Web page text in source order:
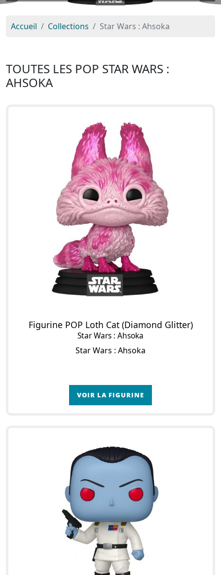
Accueil Collections Star Wars : Ahsoka
TOUTES LES POP STAR WARS :
AHSOKA
Figurine POP Loth Cat (Diamond Glitter)
Star Wars : Ahsoka
Star Wars : Ahsoka
VOIR LA FIGURINE